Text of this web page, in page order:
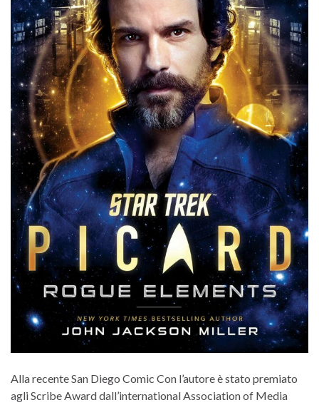
Alla recente San Diego Comic Con l’autore è stato premiato
agli Scribe Award dall’international Association of Media